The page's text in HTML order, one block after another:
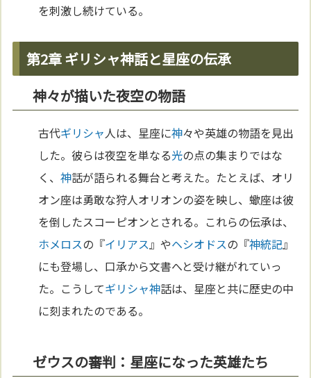
を刺激し続けている。
第2章 ギリシャ神話と星座の伝承
神々が描いた夜空の物語
古代ギリシャ人は、星座に神々や英雄の物語を見出
した。彼らは夜空を単なる光の点の集まりではな
く、神話が語られる舞台と考えた。たとえば、オリ
オン座は勇敢な狩人オリオンの姿を映し、蠍座は彼
を倒したスコーピオンとされる。これらの伝承は、
ホメロスの『イリアス』やヘシオドスの『神統記』
にも登場し、口承から文書へと受け継がれていっ
た。こうしてギリシャ神話は、星座と共に歴史の中
に刻まれたのである。
ゼウスの審判：星座になった英雄たち